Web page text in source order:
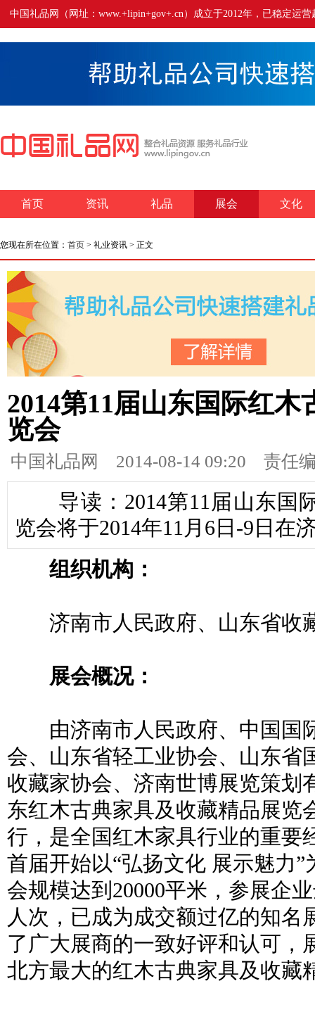
中国礼品网（网址：www.+lipin+gov+.cn）成立于2012年，已稳定运
首页 资讯 礼品 展会 文化
您现在所在位置： 首页 > 礼业资讯 > 正文
2014第11届山东国际红
览会
中国礼品网 2014-08-14 09:20 责任
导读：2014第11届山东国
览会将于2014年11月6日-9日在
组织机构：
济南市人民政府、山东省收
展会概况：
由济南市人民政府、中国国
会、山东省轻工业协会、山东省
收藏家协会、济南世博展览策划
东红木古典家具及收藏精品展览
行，是全国红木家具行业的重要
首届开始以“弘扬文化 展示魅力
会规模达到20000平米，参展企
人次，已成为成交额过亿的知名
了广大展商的一致好评和认可，
北方最大的红木古典家具及收藏